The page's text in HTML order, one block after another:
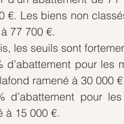
€. Les biens non
77 700 €.
les seuils sont
d’abattement pour les
ramené à 30 000
d’abattement pour
à 15 000 €.